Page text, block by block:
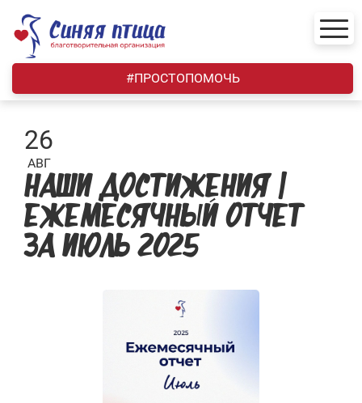
content
#ПРОСТОПОМОЧЬ
26
АВГ
НАШИ ДОСТИЖЕНИЯ |
ЕЖЕМЕСЯЧНЫЙ ОТЧЕТ
ЗА ИЮЛЬ 2025